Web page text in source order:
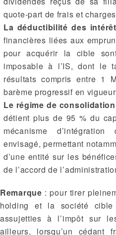
quote-part de frais et
La déductibilité des
financières liées aux
pour acquérir la cible
imposable à l’IS, dont le
résultats compris entre 1
barème progressif en
Le régime de
détient plus de 95 % du
mécanisme
envisagé, permettant
d’une entité sur les
de l’accord de
Remarque : pour tirer
holding et la société
assujetties à l’impôt sur
ailleurs, lorsqu’un cédant